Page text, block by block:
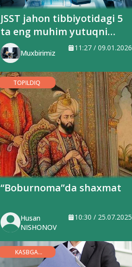
JSST jahon tibbiyotidagi 5
ta eng muhim yutuqni
e’lon qildi
Muxbirimiz
11:27 / 09.01.2026
TOPILDIQ
“Boburnoma”da shaxmat
Husan
NISHONOV
10:30 / 25.07.2025
KASBGA
YO‘NALTIRISH